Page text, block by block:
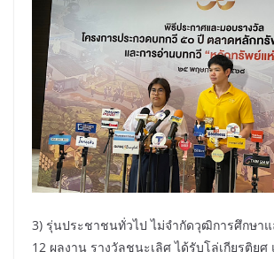
3) รุ่นประชาชนทั่วไป ไม่จำกัดวุฒิการศึกษา
12 ผลงาน รางวัลชนะเลิศ ได้รับโล่เกียรติยศ